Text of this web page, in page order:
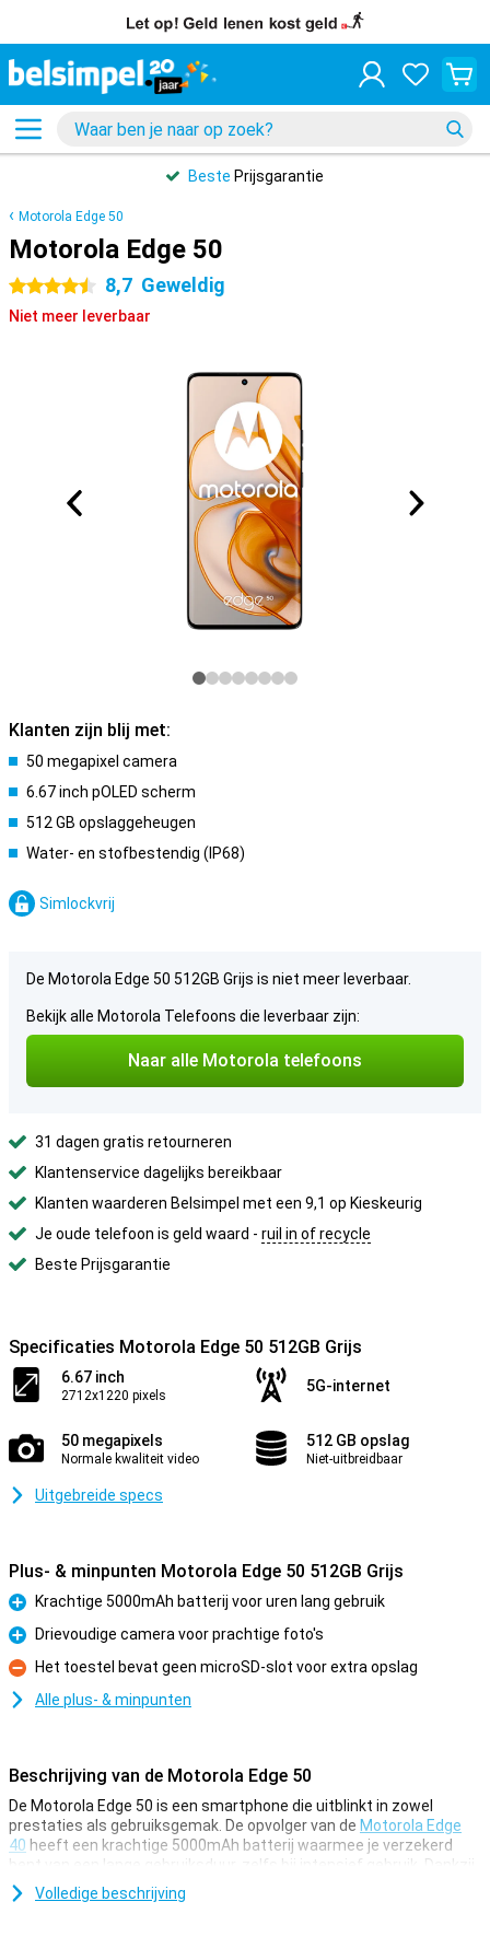
Beste Prijsgarantie
Motorola Edge 50
Motorola Edge 50
4.5 sterren 8,7 Geweldig
Niet meer leverbaar
Klanten zijn blij met:
50 megapixel camera
6.67 inch pOLED scherm
512 GB opslaggeheugen
Water- en stofbestendig (IP68)
Simlockvrij
De Motorola Edge 50 512GB Grijs is niet meer leverbaar.
Bekijk alle Motorola Telefoons die leverbaar zijn:
Naar alle Motorola telefoons
31 dagen gratis retourneren
Klantenservice dagelijks bereikbaar
Klanten waarderen Belsimpel met een 9,1 op Kieskeurig
Je oude telefoon is geld waard - ruil in of recycle
Beste Prijsgarantie
Specificaties Motorola Edge 50 512GB Grijs
6.67 inch
2712x1220 pixels
5G-internet
50 megapixels
Normale kwaliteit video
512 GB opslag
Niet-uitbreidbaar
Uitgebreide specs
Plus- & minpunten Motorola Edge 50 512GB Grijs
Pluspunt
Krachtige 5000mAh batterij voor uren lang gebruik
Pluspunt
Drievoudige camera voor prachtige foto's
Minpunt
Het toestel bevat geen microSD-slot voor extra opslag
Alle plus- & minpunten
Beschrijving van de Motorola Edge 50
De Motorola Edge 50 is een smartphone die uitblinkt in zowel
prestaties als gebruiksgemak. De opvolger van de Motorola Edge
40 heeft een krachtige 5000mAh batterij waarmee je verzekerd
bent van een lange gebruiksduur, zelfs bij intensief gebruik. Dankzij
de TurboPower technologie die tot 68W kan opladen, is je telefoon
in een mum van tijd weer klaar voor gebruik. Daarnaast biedt deze
Volledige beschrijving